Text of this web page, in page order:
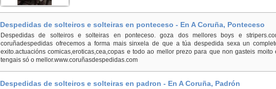
Despedidas de solteiros e solteiras en ponteceso - En A Coruña, Ponteceso
Despedidas de solteiros e solteiras en ponteceso. goza dos mellores boys e
coruñadespedidas ofrecemos a forma mais sinxela de que a túa despedida sexa un
exito.actuacións comicas,eroticas,cea,copas e todo ao mellor prezo para que non gasteis moito
tengais só o mellor.www.coruñasdespedidas.com
Despedidas de solteiros e solteiras en padron - En A Coruña, Padrón